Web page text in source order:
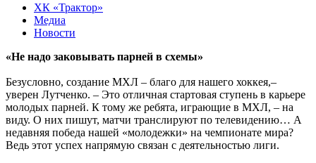
ХК «Трактор»
Медиа
Новости
«Не надо заковывать парней в схемы»
Безусловно, создание МХЛ – благо для нашего хоккея,–
уверен Лутченко. – Это отличная стартовая ступень в карьере
молодых парней. К тому же ребята, играющие в МХЛ, – на
виду. О них пишут, матчи транслируют по телевидению… А
недавняя победа нашей «молодежки» на чемпионате мира?
Ведь этот успех напрямую связан с деятельностью лиги.